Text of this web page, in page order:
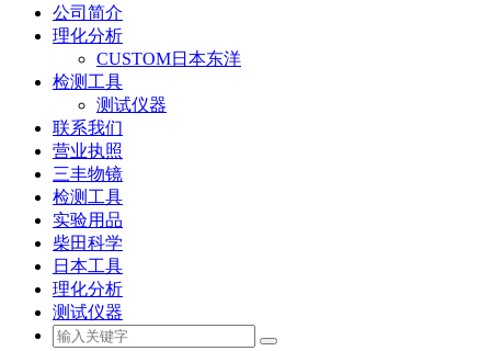
公司简介
理化分析
CUSTOM日本东洋
检测工具
测试仪器
联系我们
营业执照
三丰物镜
检测工具
实验用品
柴田科学
日本工具
理化分析
测试仪器